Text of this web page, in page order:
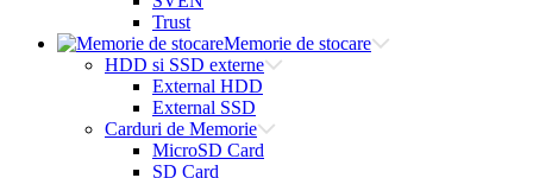
Trust
Memorie de stocare
HDD si SSD externe
External HDD
External SSD
Carduri de Memorie
MicroSD Card
SD Card